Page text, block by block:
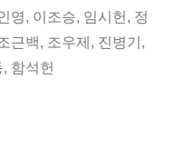
영, 이조승, 임시헌 , 정
근백, 조우제 , 진병기 ,
, 함석헌